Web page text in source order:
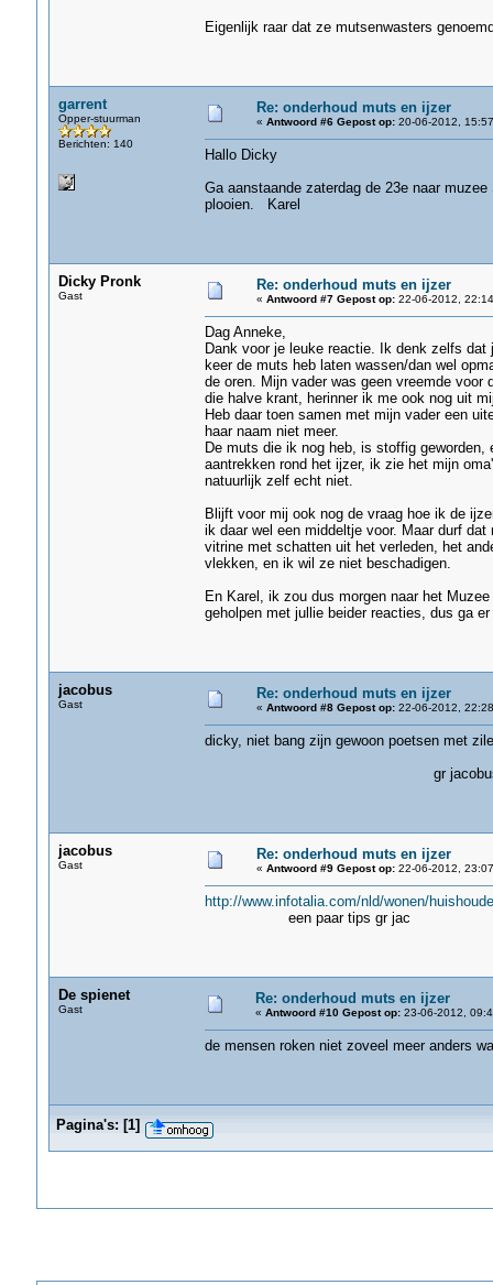
Eigenlijk raar dat ze mutsenwasters
garrent
Opper-stuurman
Berichten: 140
Re: onderhoud muts en ijzer
« Antwoord #6 Gepost op:20-06-2012,
Hallo Dicky
Ga aanstaande zaterdag de 23e naar
plooien. Karel
Dicky Pronk
Gast
Re: onderhoud muts en ijzer
« Antwoord #7 Gepost op:22-06-2012,
Dag Anneke,
Dank voor je leuke reactie. Ik denk zelfs
keer de muts heb laten wassen/dan wel
de oren. Mijn vader was geen vreemde
die halve krant, herinner ik me ook nog uit
Heb daar toen samen met mijn vader een
haar naam niet meer.
De muts die ik nog heb, is stoffig
aantrekken rond het ijzer, ik zie het mijn
natuurlijk zelf echt niet.
Blijft voor mij ook nog de vraag hoe ik de
ik daar wel een middeltje voor. Maar durf
vitrine met schatten uit het verleden, het
vlekken, en ik wil ze niet beschadigen.
En Karel, ik zou dus morgen naar het
geholpen met jullie beider reacties, dus ga
jacobus
Gast
Re: onderhoud muts en ijzer
« Antwoord #8 Gepost op:22-06-2012,
dicky, niet bang zijn gewoon poetsen met
gr
jacobus
Gast
Re: onderhoud muts en ijzer
« Antwoord #9 Gepost op:22-06-2012,
http://www.infotalia.com/nld/wonen/
een paar tips gr jac
De spienet
Gast
Re: onderhoud muts en ijzer
« Antwoord #10 Gepost op:23-06-2012,
de mensen roken niet zoveel meer anders
Pagina's: [1]